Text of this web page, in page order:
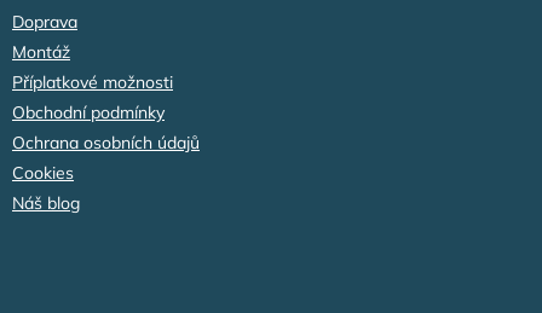
Doprava
Montáž
Příplatkové možnosti
Obchodní podmínky
Ochrana osobních údajů
Cookies
Náš blog